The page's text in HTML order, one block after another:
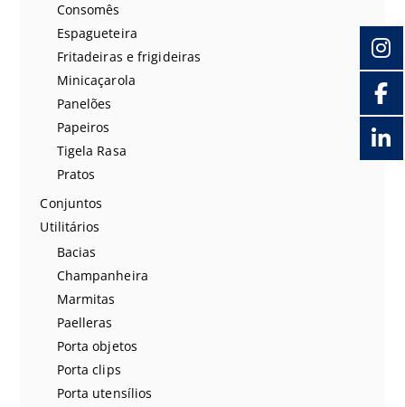
Consomês
Espagueteira
Fritadeiras e frigideiras
Minicaçarola
Panelões
Papeiros
Tigela Rasa
Pratos
Conjuntos
Utilitários
Bacias
Champanheira
Marmitas
Paelleras
Porta objetos
Porta clips
Porta utensílios